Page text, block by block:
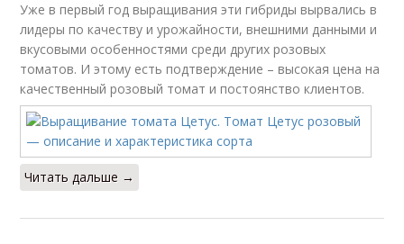
Уже в первый год выращивания эти гибриды вырвались в
лидеры по качеству и урожайности, внешними данными и
вкусовыми особенностями среди других розовых
томатов. И этому есть подтверждение – высокая цена на
качественный розовый томат и постоянство клиентов.
Читать дальше →